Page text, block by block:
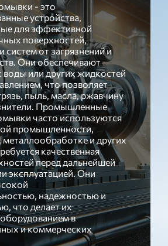
- это
устройства,
для эффективной
поверхностей,
систем от загрязнений и
Они обеспечивают
или других жидкостей
что позволяет
пыль, масла, ржавчину
Промышленные
часто используются
промышленности,
металлообработке и других
качественная
перед дальнейшей
эксплуатацией. Они
надежностью и
что делает их
в
и коммерческих